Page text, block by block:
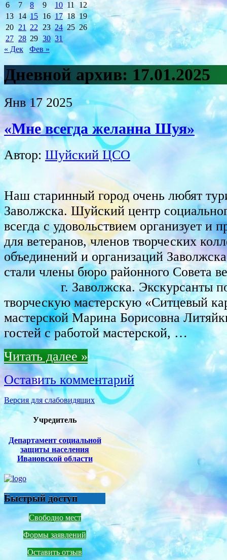
6
7 8 9 10 11 12
13 14 15 16 17 18 19
20 21 22 23 24 25 26
27 28 29 30 31
« Дек
Фев »
Дневной архив: 17.01.2025
Янв 17 2025
«Мне всегда желанна Шуя»
Автор: Шуйский ЦСО
Наш старинный город очень любят
Заволжска. Шуйский центр
всегда с удовольствием организует и
для ветеранов, членов творческих
объединений и организаций
стали члены бюро районного Совета
г. Заволжска. Экскурсанты
творческую мастерскую «Ситцевый
мастерской Марина Борисовна
гостей с работой мастерской, …
Читать далее »
Оставить комментарий
Версия для слабовидящих
Учредитель
Департамент социальной
защиты населения
Ивановской области
Быстрый доступ
Свободно мест
Формы заявлений
Оставить отзыв